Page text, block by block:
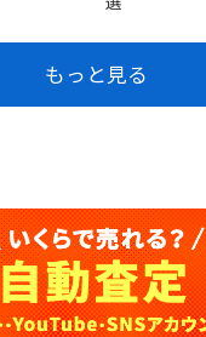
もっと見る